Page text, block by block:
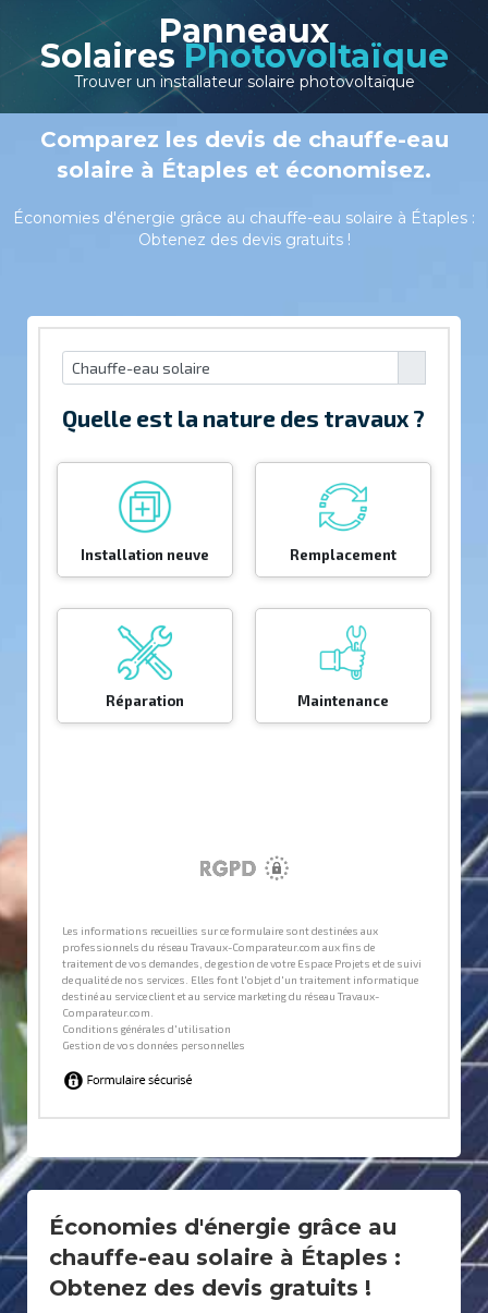
Panneaux
Solaires Photovoltaïque
Trouver un installateur solaire photovoltaïque
Comparez les devis de chauffe-eau
solaire à Étaples et économisez.
Économies d'énergie grâce au chauffe-eau solaire à Étaples :
Obtenez des devis gratuits !
Économies d'énergie grâce au
chauffe-eau solaire à Étaples :
Obtenez des devis gratuits !